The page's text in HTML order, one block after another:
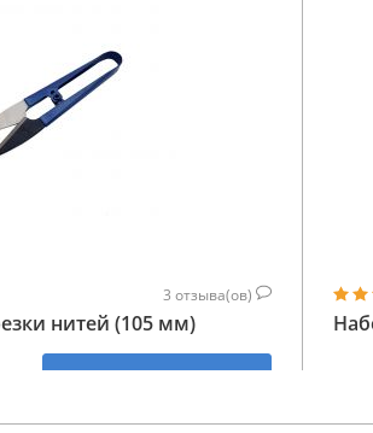
3 отзыва(ов)
нитей (105 мм)
КУПИТЬ